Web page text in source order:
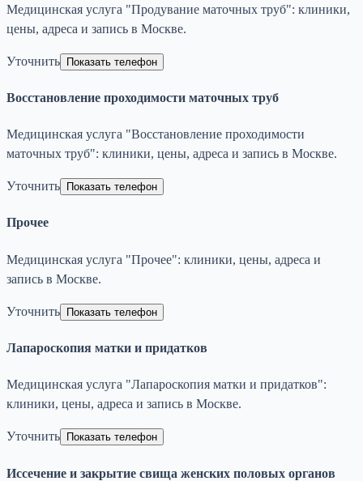
Медицинская услуга "Продувание маточных труб": клиники,
цены, адреса и запись в Москве.
Уточнить Показать телефон
Восстановление проходимости маточных труб
Медицинская услуга "Восстановление проходимости
маточных труб": клиники, цены, адреса и запись в Москве.
Уточнить Показать телефон
Прочее
Медицинская услуга "Прочее": клиники, цены, адреса и
запись в Москве.
Уточнить Показать телефон
Лапароскопия матки и придатков
Медицинская услуга "Лапароскопия матки и придатков":
клиники, цены, адреса и запись в Москве.
Уточнить Показать телефон
Иссечение и закрытие свища женских половых органов